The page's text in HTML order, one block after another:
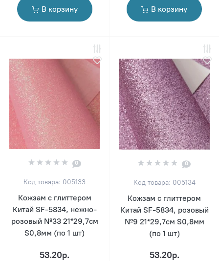
В корзину В корзину
0
Код товара: 005133
Кожзам с глиттером
Китай SF-5834, нежно-
розовый №33 21*29,7см
S0,8мм (по 1 шт)
53.20р.
0
Код товара: 005134
Кожзам с глиттером
Китай SF-5834, розовый
№9 21*29,7см S0,8мм
(по 1 шт)
53.20р.